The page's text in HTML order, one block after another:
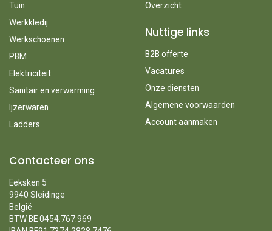
Tuin
Werkkledij
Werkschoenen
PBM
Elektriciteit
Sanitair en verwarming
Ijzerwaren
Ladders
Overzicht
Nuttige links
B2B offerte
Vacatures
Onze diensten
Algemene voorwaarden
Account aanmaken
Contacteer ons
Eeksken 5
9940 Sleidinge
België
BTW BE 0454.767.969